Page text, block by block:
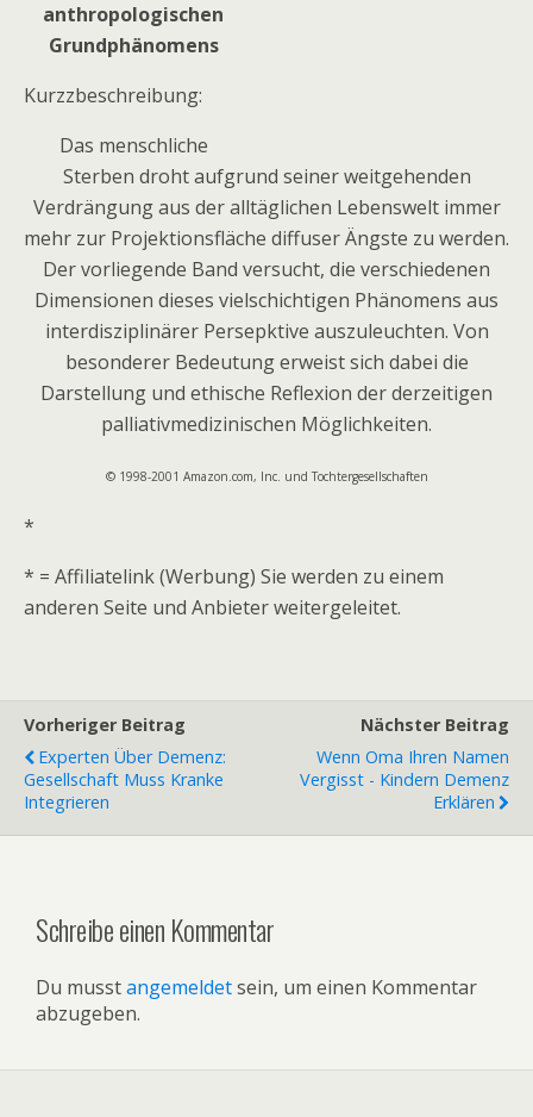
anthropologischen
Grundphänomens
Kurzzbeschreibung:
Das menschliche
Sterben droht aufgrund seiner weitgehenden
Verdrängung aus der alltäglichen Lebenswelt immer
mehr zur Projektionsfläche diffuser Ängste zu werden.
Der vorliegende Band versucht, die verschiedenen
Dimensionen dieses vielschichtigen Phänomens aus
interdisziplinärer Persepktive auszuleuchten. Von
besonderer Bedeutung erweist sich dabei die
Darstellung und ethische Reflexion der derzeitigen
palliativmedizinischen Möglichkeiten.
© 1998-2001 Amazon.com, Inc. und Tochtergesellschaften
*
* = Affiliatelink (Werbung) Sie werden zu einem
anderen Seite und Anbieter weitergeleitet.
Vorheriger Beitrag
Experten Über Demenz:
Gesellschaft Muss Kranke
Integrieren
Nächster Beitrag
Wenn Oma Ihren Namen
Vergisst - Kindern Demenz
Erklären
Schreibe einen Kommentar
Du musstangemeldetsein, um einen Kommentar
abzugeben.